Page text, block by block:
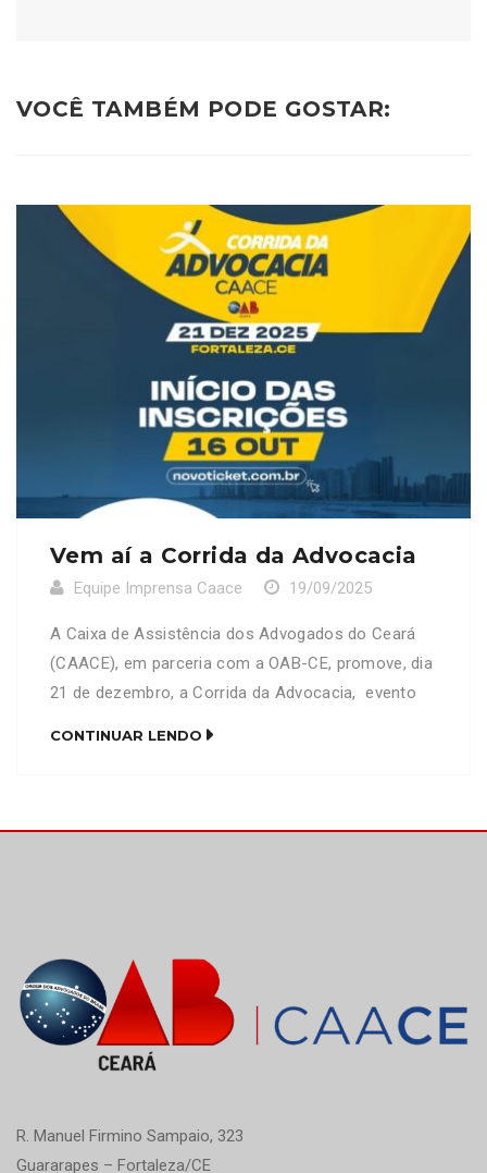
VOCÊ TAMBÉM PODE GOSTAR:
Vem aí a Corrida da Advocacia
Equipe Imprensa Caace 19/09/2025
A Caixa de Assistência dos Advogados do Ceará
(CAACE), em parceria com a OAB-CE, promove, dia
21 de dezembro, a Corrida da Advocacia, evento
CONTINUAR LENDO
R. Manuel Firmino Sampaio, 323
Guararapes – Fortaleza/CE